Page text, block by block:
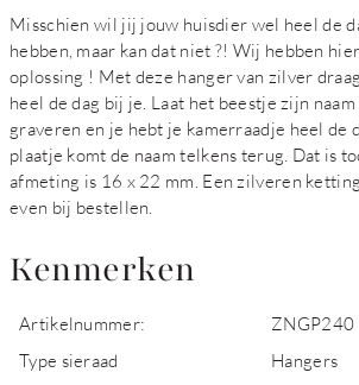
Misschien wil jij jouw huisdier wel heel de
hebben, maar kan dat niet ?! Wij hebben
oplossing ! Met deze hanger van zilver
heel de dag bij je. Laat het beestje zijn
graveren en je hebt je kamerraadje heel de
plaatje komt de naam telkens terug. Dat is
afmeting is 16 x 22 mm. Een zilveren
even bij bestellen.
Kenmerken
Artikelnummer:
ZNGP240
Type sieraad
Hangers